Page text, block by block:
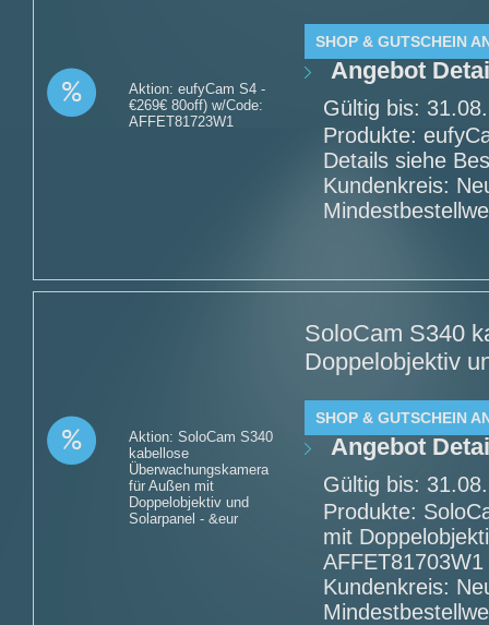
Aktion: eufyCam S4 -
€269€ 80off) w/Code:
AFFET81723W1
SHOP & GUTSCHEIN
Angebot
Gültig bis:
Produkte:
Details siehe
Kundenkreis:
Aktion: SoloCam S340
kabellose
Überwachungskamera
für Außen mit
Doppelobjektiv und
Solarpanel - &eur
SoloCam S340
Doppelobjektiv
SHOP & GUTSCHEIN
Angebot
Gültig bis:
Produkte:
mit
Kundenkreis: